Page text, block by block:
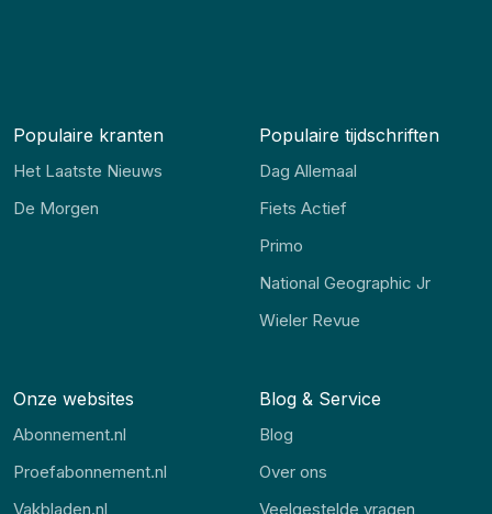
Populaire kranten
Het Laatste Nieuws
De Morgen
Populaire tijdschriften
Dag Allemaal
Fiets Actief
Primo
National Geographic Jr
Wieler Revue
Onze websites
Abonnement.nl
Proefabonnement.nl
Vakbladen.nl
Blog & Service
Blog
Over ons
Veelgestelde vragen